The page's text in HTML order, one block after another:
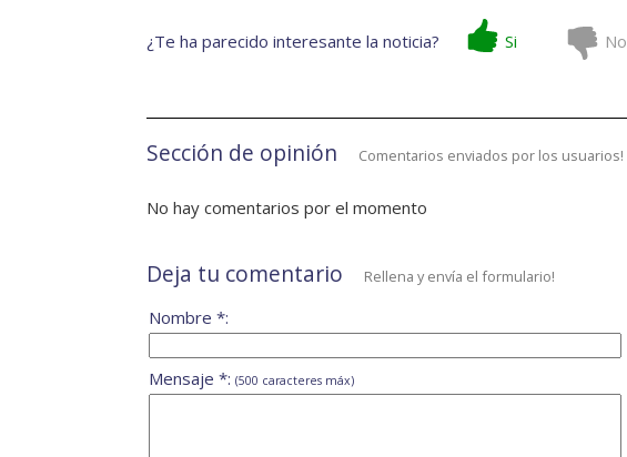
¿Te ha parecido interesante la noticia? Si No
Sección de opinión Comentarios enviados por los usuarios!
No hay comentarios por el momento
Deja tu comentario Rellena y envía el formulario!
Nombre *:
Mensaje *: (500 caracteres máx)